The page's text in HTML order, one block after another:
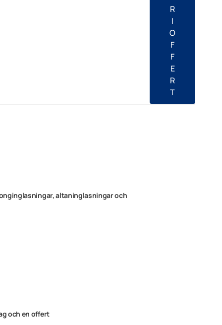
R
I
O
F
F
E
R
T
altaninglasningar och
och en offert